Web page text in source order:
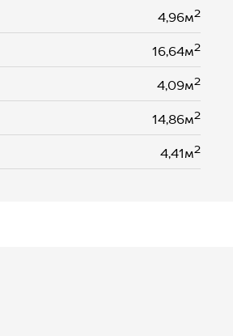
4,96м2
16,64м2
4,09м2
14,86м2
4,41м2